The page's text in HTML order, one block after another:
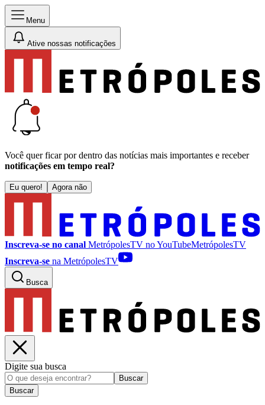
Menu
Ative nossas notificações
Você quer ficar por dentro das notícias mais importantes e receber
notificações em tempo real?
Eu quero! Agora não
Inscreva-se no canal MetrópolesTV noYouTubeMetrópolesTV
Inscreva-se na MetrópolesTV
Busca
Digite sua busca
Buscar
Buscar